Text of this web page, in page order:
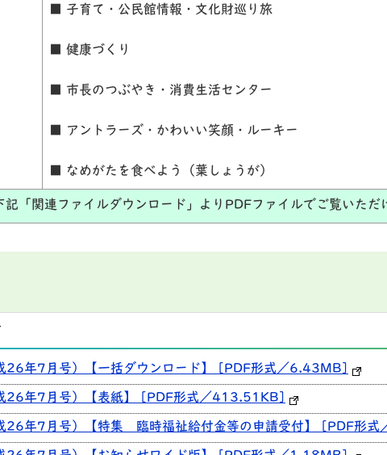
■ 子育て・公民館情報・文化財巡り旅
■ 健康づくり
■ 市長のつぶやき・消費生活センター
■ アントラーズ・かわいい笑顔・ルーキー
■ なめがたを食べよう（葉しょうが）
記「関連ファイルダウンロード」よりPDFファイルでご覧いただ
26年7月号）【一括ダウンロード】 [PDF形式／6.43MB]
26年7月号）【表紙】 [PDF形式／413.51KB]
26年7月号）【特集 臨時福祉給付金等の申請受付】 [PDF形